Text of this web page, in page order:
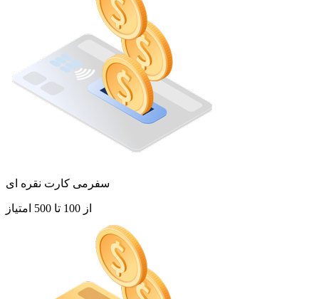
سفرمی کارت نقره ای
از 100 تا 500 امتیاز